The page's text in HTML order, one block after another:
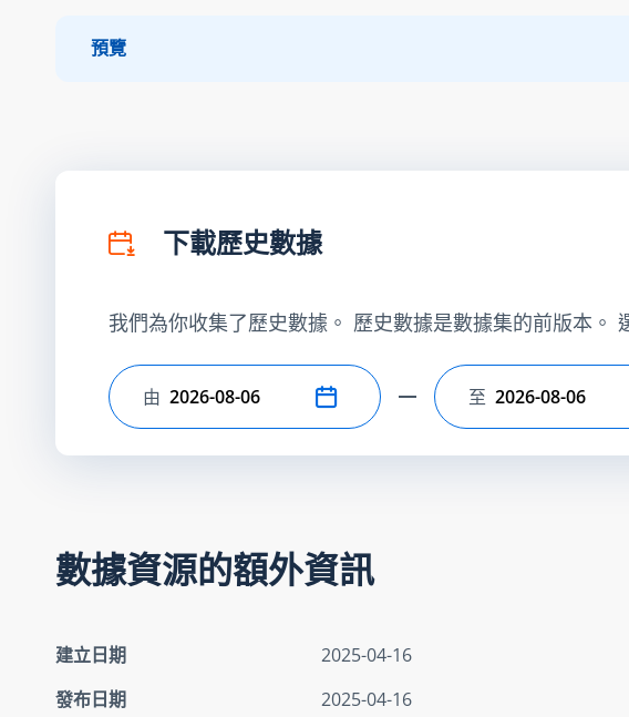
預覽
下載歷史數據
我們為你收集了歷史數據。 歷史數據是數據集的前版本。
選擇開始日期
由 選擇結束日期
至
數據資源的額外資訊
建立日期
2025-04-16
發布日期
2025-04-16